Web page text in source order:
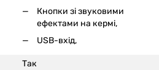
Кнопки зі звуковими
ефектами на кермі,
USB-вхід,
Так